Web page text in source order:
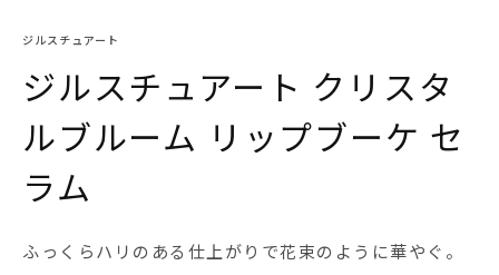
ジルスチュアート
ジルスチュアート クリスタ
ルブルーム リップブーケ セ
ラム
ふっくらハリのある仕上がりで花束のように華やぐ。